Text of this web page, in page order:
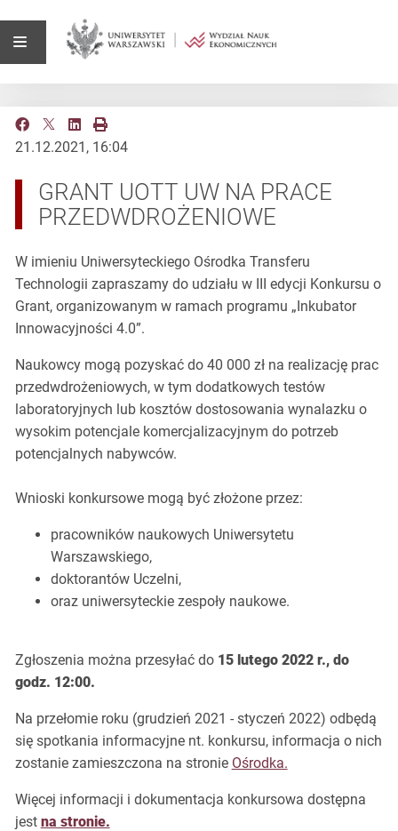
21.12.2021, 16:04
GRANT UOTT UW NA PRACE
PRZEDWDROŻENIOWE
W imieniu Uniwersyteckiego Ośrodka Transferu
Technologii zapraszamy do udziału w III edycji Konkursu o
Grant, organizowanym w ramach programu „Inkubator
Innowacyjności 4.0”.
Naukowcy mogą pozyskać do 40 000 zł na realizację prac
przedwdrożeniowych, w tym dodatkowych testów
laboratoryjnych lub kosztów dostosowania wynalazku o
wysokim potencjale komercjalizacyjnym do potrzeb
potencjalnych nabywców.
Wnioski konkursowe mogą być złożone przez:
pracowników naukowych Uniwersytetu
Warszawskiego,
doktorantów Uczelni,
oraz uniwersyteckie zespoły naukowe.
Zgłoszenia można przesyłać do 15 lutego 2022 r., do
godz. 12:00.
Na przełomie roku (grudzień 2021 - styczeń 2022) odbędą
się spotkania informacyjne nt. konkursu, informacja o nich
zostanie zamieszczona na stronie Ośrodka.
Więcej informacji i dokumentacja konkursowa dostępna
jest na stronie.